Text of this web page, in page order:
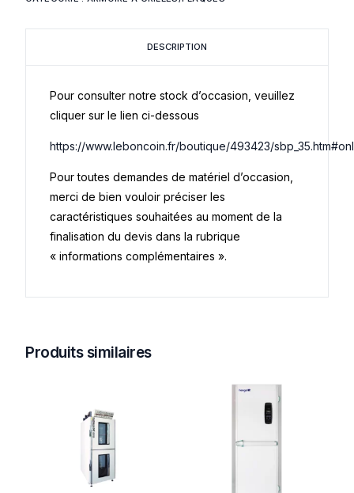
DESCRIPTION
Pour consulter notre stock d’occasion, veuillez
cliquer sur le lien ci-dessous
https://www.leboncoin.fr/boutique/493423/
Pour toutes demandes de matériel d’occasion,
merci de bien vouloir préciser les
caractéristiques souhaitées au moment de la
finalisation du devis dans la rubrique
« informations complémentaires ».
Produits similaires